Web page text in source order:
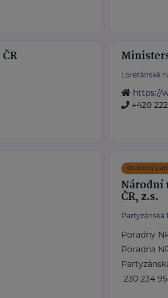
Loretánské
https://
+420
Bronzový
Národní
ČR, z.s.
Partyzánská
Poradny
Poradna
230 234